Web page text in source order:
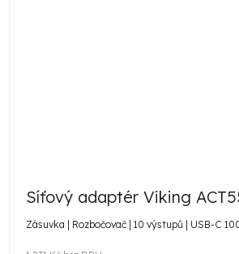
Síťový adaptér Viking
Zásuvka | Rozbočovač | 10 výstupů | USB-C